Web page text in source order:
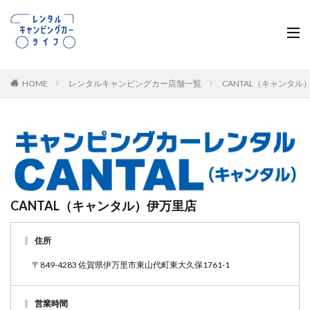
HOME レンタルキャンピングカー店舗一覧 CANTAL（キャンタル
CANTAL（キャンタル）伊万里店
住所
〒849-4283 佐賀県伊万里市東山代町東大久保1761-1
営業時間